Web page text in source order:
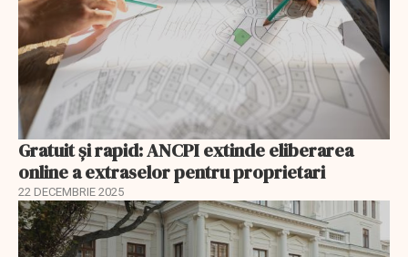
Gratuit și rapid: ANCPI extinde eliberarea
online a extraselor pentru proprietari
22 DECEMBRIE 2025